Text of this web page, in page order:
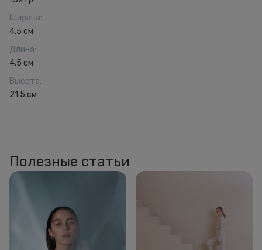
Ширина:
4.5 см
Длина:
4.5 см
Высота:
21.5 см
Полезные статьи